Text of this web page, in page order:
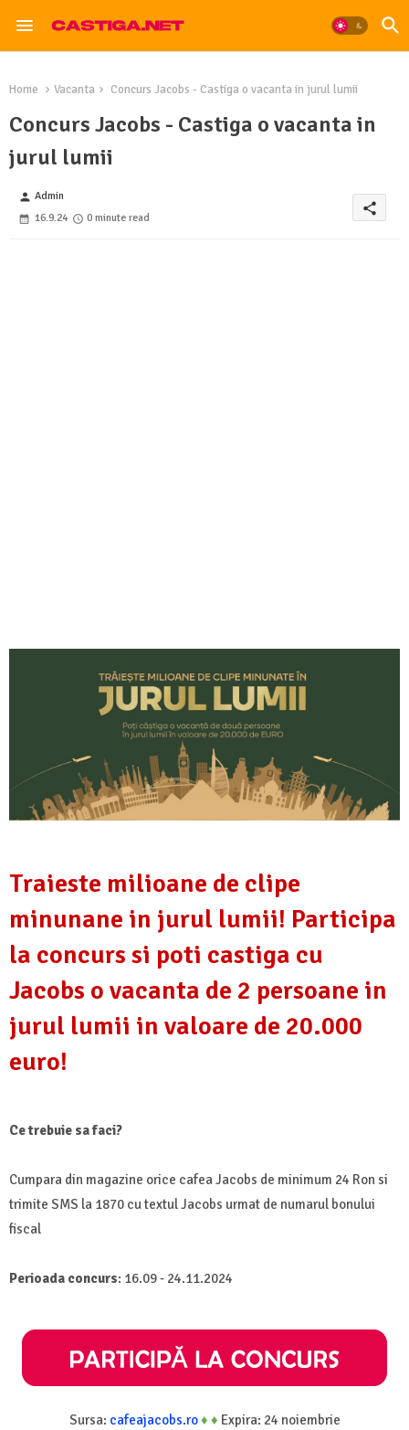
Home Vacanta Concurs Jacobs - Castiga o vacanta in jurul lumii
Concurs Jacobs - Castiga o vacanta in
jurul lumii
person Admin
16.9.24
0 minute read
share
Traieste milioane de clipe
minunane in jurul lumii! Participa
la concurs si poti castiga cu
Jacobs o vacanta de 2 persoane in
jurul lumii in valoare de 20.000
euro!
Ce trebuie sa faci?
Cumpara din magazine orice cafea Jacobs de minimum 24 Ron si
trimite SMS la 1870 cu textul Jacobs urmat de numarul bonului
fiscal
Perioada concurs: 16.09 - 24.11.2024
Sursa: cafeajacobs.ro♦ ♦ Expira: 24 noiembrie